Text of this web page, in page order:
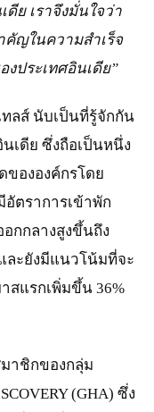
ดีย เราจึงมั่นใจว่า
คัญในความสำเร็จ
งประเทศอินเดีย”
ทลส์ นับเป็นที่รู้จักกัน
เดีย ซึ่งถือเป็นหนึ่ง
ขององค์กรโดย
ตราการเข้าพัก
อกกลางสูงขึ้นถึง
ละยังมีแนวโน้มที่จะ
สแรกเพิ่มขึ้น 36%
มาชิกของกลุ่ม
(GHA) ซึ่ง